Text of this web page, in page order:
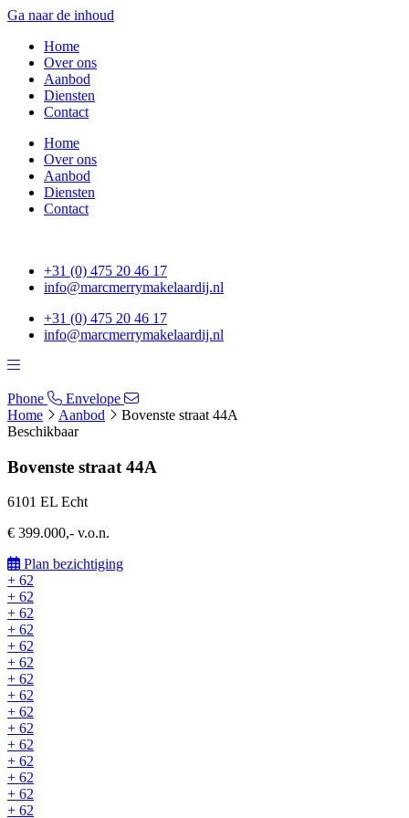
Ga naar de inhoud
Home
Over ons
Aanbod
Diensten
Contact
Home
Over ons
Aanbod
Diensten
Contact
+31 (0) 475 20 46 17
info@marcmerrymakelaardij.nl
+31 (0) 475 20 46 17
info@marcmerrymakelaardij.nl
Phone
Envelope
Home
Aanbod
Bovenste straat 44A
Beschikbaar
Bovenste straat 44A
6101 EL Echt
€ 399.000,- v.o.n.
Plan bezichtiging
+ 62
+ 62
+ 62
+ 62
+ 62
+ 62
+ 62
+ 62
+ 62
+ 62
+ 62
+ 62
+ 62
+ 62
+ 62